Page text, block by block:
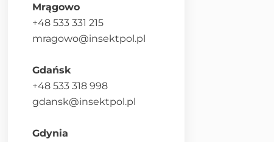
Mrągowo
+48 533 331 215
mragowo@insektpol.pl
Gdańsk
+48 533 318 998
gdansk@insektpol.pl
Gdynia